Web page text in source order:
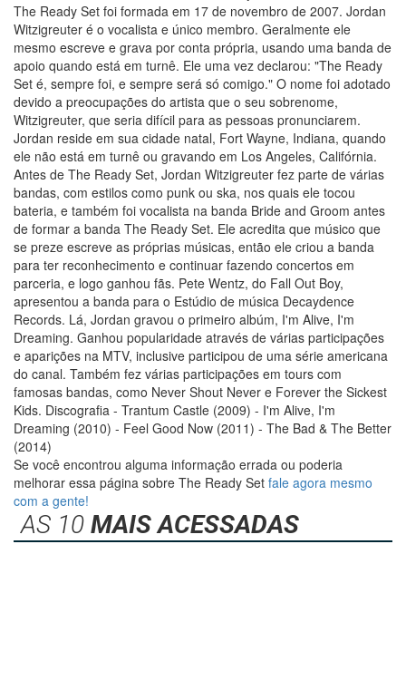
The Ready Set foi formada em 17 de novembro de 2007. Jordan
Witzigreuter é o vocalista e único membro. Geralmente ele
mesmo escreve e grava por conta própria, usando uma banda de
apoio quando está em turnê. Ele uma vez declarou: "The Ready
Set é, sempre foi, e sempre será só comigo." O nome foi adotado
devido a preocupações do artista que o seu sobrenome,
Witzigreuter, que seria difícil para as pessoas pronunciarem.
Jordan reside em sua cidade natal, Fort Wayne, Indiana, quando
ele não está em turnê ou gravando em Los Angeles, Califórnia.
Antes de The Ready Set, Jordan Witzigreuter fez parte de várias
bandas, com estilos como punk ou ska, nos quais ele tocou
bateria, e também foi vocalista na banda Bride and Groom antes
de formar a banda The Ready Set. Ele acredita que músico que
se preze escreve as próprias músicas, então ele criou a banda
para ter reconhecimento e continuar fazendo concertos em
parceria, e logo ganhou fãs. Pete Wentz, do Fall Out Boy,
apresentou a banda para o Estúdio de música Decaydence
Records. Lá, Jordan gravou o primeiro albúm, I'm Alive, I'm
Dreaming. Ganhou popularidade através de várias participações
e aparições na MTV, inclusive participou de uma série americana
do canal. Também fez várias participações em tours com
famosas bandas, como Never Shout Never e Forever the Sickest
Kids. Discografia - Trantum Castle (2009) - I'm Alive, I'm
Dreaming (2010) - Feel Good Now (2011) - The Bad & The Better
(2014)
Se você encontrou alguma informação errada ou poderia
melhorar essa página sobre The Ready Set fale agora mesmo
com a gente!
AS 10 MAIS ACESSADAS